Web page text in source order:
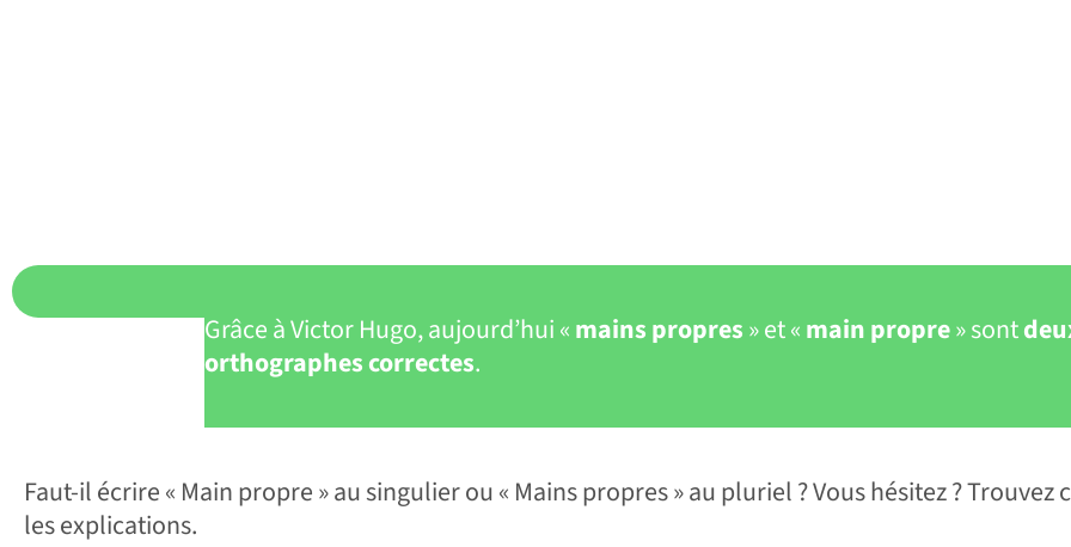
Grâce à Victor Hugo, aujourd’hui «mains propres» et «main propre» sont
orthographes correctes.
Faut-il écrire « Main propre » au singulier ou « Mains propres » au pluriel ? Vous hésitez ? Trouvez
les explications.